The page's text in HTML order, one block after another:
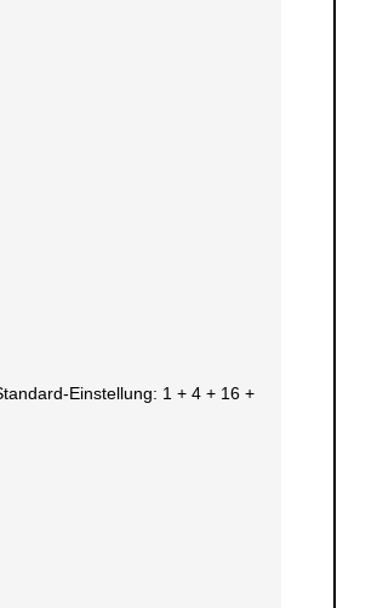
Einstellung: 1 + 4 + 16 +